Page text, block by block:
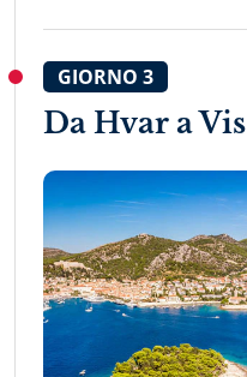
GIORNO 3
Da Hvar a Vis